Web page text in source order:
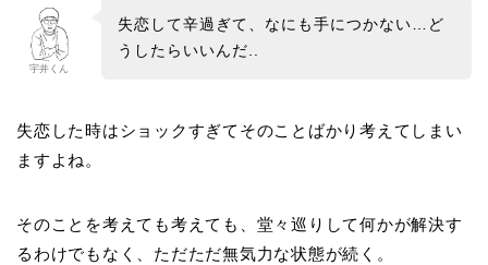
宇井くん
失恋して辛過ぎて、なにも手につかない…ど
うしたらいいんだ..
失恋した時はショックすぎてそのことばかり考えてしまい
ますよね。
そのことを考えても考えても、堂々巡りして何かが解決す
るわけでもなく、ただただ無気力な状態が続く。